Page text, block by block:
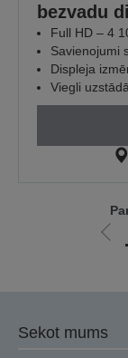
bezvadu
Full HD – 4
Savienojumi
Displeja
Viegli
Iet
Sekot mums